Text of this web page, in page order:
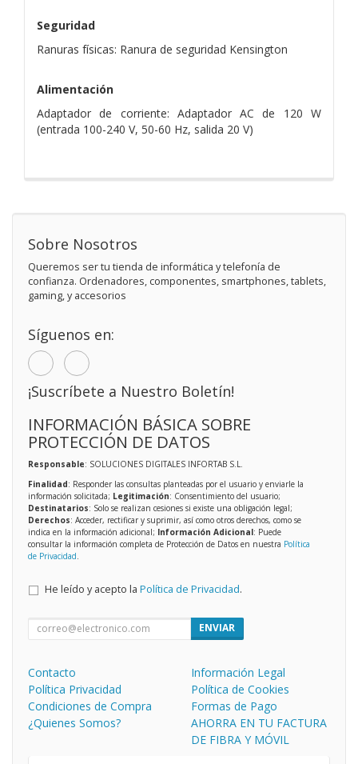
Seguridad
Ranuras físicas: Ranura de seguridad Kensington
Alimentación
Adaptador de corriente: Adaptador AC de 120 W
(entrada 100-240 V, 50-60 Hz, salida 20 V)
Sobre Nosotros
Queremos ser tu tienda de informática y telefonía de
confianza. Ordenadores, componentes, smartphones, tablets,
gaming, y accesorios
Síguenos en:
¡Suscríbete a Nuestro Boletín!
INFORMACIÓN BÁSICA SOBRE
PROTECCIÓN DE DATOS
Responsable: SOLUCIONES DIGITALES INFORTAB S.L.
Finalidad: Responder las consultas planteadas por el usuario y enviarle la
información solicitada; Legitimación: Consentimiento del usuario;
Destinatarios: Solo se realizan cesiones si existe una obligación legal;
Derechos: Acceder, rectificar y suprimir, así como otros derechos, como se
indica en la información adicional; Información Adicional: Puede
consultar la información completa de Protección de Datos en nuestra Política
de Privacidad
He leído y acepto la Política de Privacidad.
ENVIAR
Contacto
Información Legal
Política Privacidad
Política de Cookies
Condiciones de Compra
Formas de Pago
¿Quienes Somos?
AHORRA EN TU FACTURA
DE FIBRA Y MÓVIL